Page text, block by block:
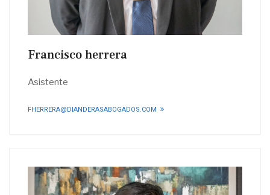
Francisco herrera
Asistente
FHERRERA@DIANDERASABOGADOS.COM